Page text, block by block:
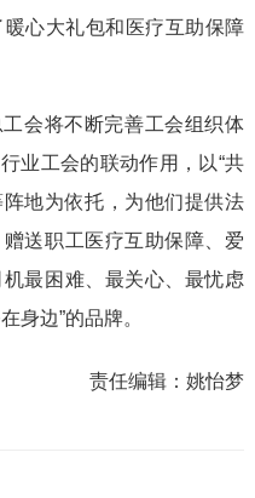
心大礼包和医疗互助保障
会将不断完善工会组织体
业工会的联动作用，以“共
阵地为依托，为他们提供法
送职工医疗互助保障、爱
最困难、最关心、最忧虑
身边”的品牌。
责任编辑：姚怡梦